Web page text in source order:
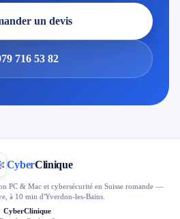
un devis
716 53 82
CyberClinique
PC & Mac et cybersécurité en Suisse romande —
à 10 min d'Yverdon-les-Bains.
CyberClinique